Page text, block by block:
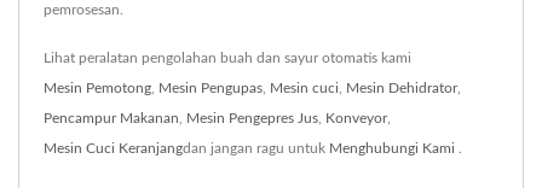
pemrosesan.
Lihat peralatan pengolahan buah dan sayur otomatis kami
Mesin Pemotong Mesin Pengupas Mesin cuci Mesin Dehidrator,
Pencampur Makanan Mesin Pengepres Jus Konveyor,
Mesin Cuci Keranjangdan jangan ragu untuk Menghubungi Kami